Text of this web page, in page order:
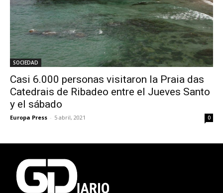
SOCIEDAD
Casi 6.000 personas visitaron la Praia das
Catedrais de Ribadeo entre el Jueves Santo
y el sábado
Europa Press - 5 abril, 2021 0